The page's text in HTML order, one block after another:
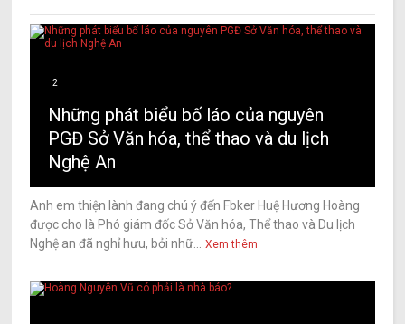
2
Những phát biểu bố láo của nguyên
PGĐ Sở Văn hóa, thể thao và du lịch
Nghệ An
Anh em thiện lành đang chú ý đến Fbker Huệ Hương Hoàng
được cho là Phó giám đốc Sở Văn hóa, Thể thao và Du lịch
Nghệ an đã nghỉ hưu, bởi nhữ...
Xem thêm